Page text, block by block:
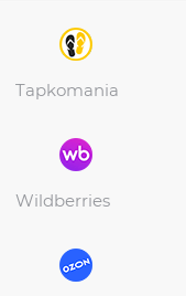
Tapkomania
Wildberries